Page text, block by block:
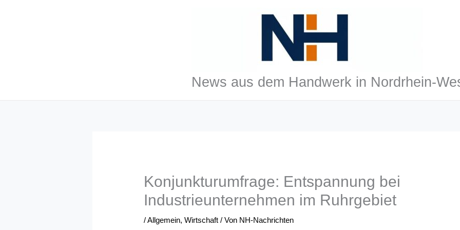
News aus dem Handwerk in Nordrhein-
Konjunkturumfrage: Entspannung bei
Industrieunternehmen im Ruhrgebiet
/Allgemein,Wirtschaft / Von NH-Nachrichten